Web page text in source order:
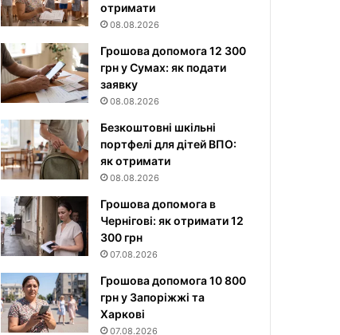
отримати
08.08.2026
Грошова допомога 12 300
грн у Сумах: як подати
заявку
08.08.2026
Безкоштовні шкільні
портфелі для дітей ВПО:
як отримати
08.08.2026
Грошова допомога в
Чернігові: як отримати 12
300 грн
07.08.2026
Грошова допомога 10 800
грн у Запоріжжі та
Харкові
07.08.2026